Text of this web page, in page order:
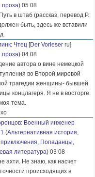
проза) 05 08
в штаб (рассказ, перевод Р.
быть, здесь же вставили
: Чтец [Der Vorleser ru]
проза) 04 08
автора о вине немецкой
во Второй мировой
трагедии женщины- бывшей
концлагеря. Я не в восторге.
тема.
: Военный инженер
(Альтернативная история,
, Попаданцы,
литература) 03 08
ахти. Не знаю, как насчет
происходящих в